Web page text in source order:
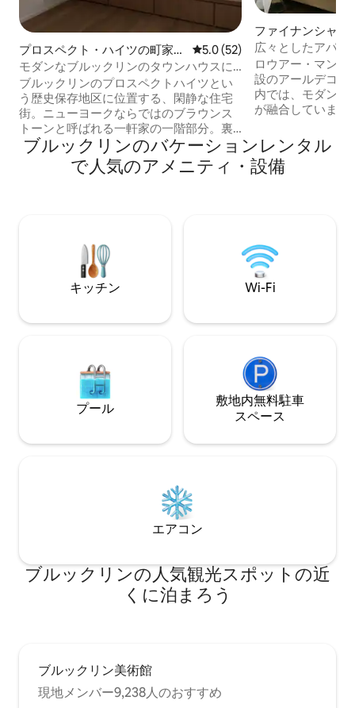
プロスペクト・ハイツの町家・
長屋
レビュー52件、5つ星中5.0つ
5.0 (52)
モダンなブルックリンのタウンハウスに
あるゲストスイート
ブルックリンのプロスペクトハイツとい
う歴史保存地区に位置する、閑静な住宅
街。ニューヨークならではのブラウンス
トーンと呼ばれる一軒家の一階部分。裏
庭に面した畳の部屋、お布団、新しくリ
ノベーションされた日本式のお風呂。オ
ープンキッチン。玄関とそしてすべての
クまで徒歩5分。地下鉄はBQラインの7th
Avenue Stationまたは２３ラインの
GradnArmy Plaza. マンハッタンのダウン
タウンまで20－30分。近くにレストラ
ファイナンシャル
クトのマンション
広々としたアパー
ッド1台 - FiDi
ロウアー・マンハ
設のアールデコ様
内では、モダンな
が融合しています
ルームから広々と
各種あり、すべ
たキッチンとモダ
まざまな共用アメ
いただけます。バ
ィナンシャル・デ
ポットから徒歩す
ブルックリンのバケーションレンタル
で人気のアメニティ・設備
キッチン Wi-Fi
プール
敷地内無料駐⁠車
ス⁠ペ⁠ー⁠ス
エアコン
ブルックリンの人気観光スポットの近
くに泊まろう
ブルックリン美術館
現地メンバー9,238人のおすすめ